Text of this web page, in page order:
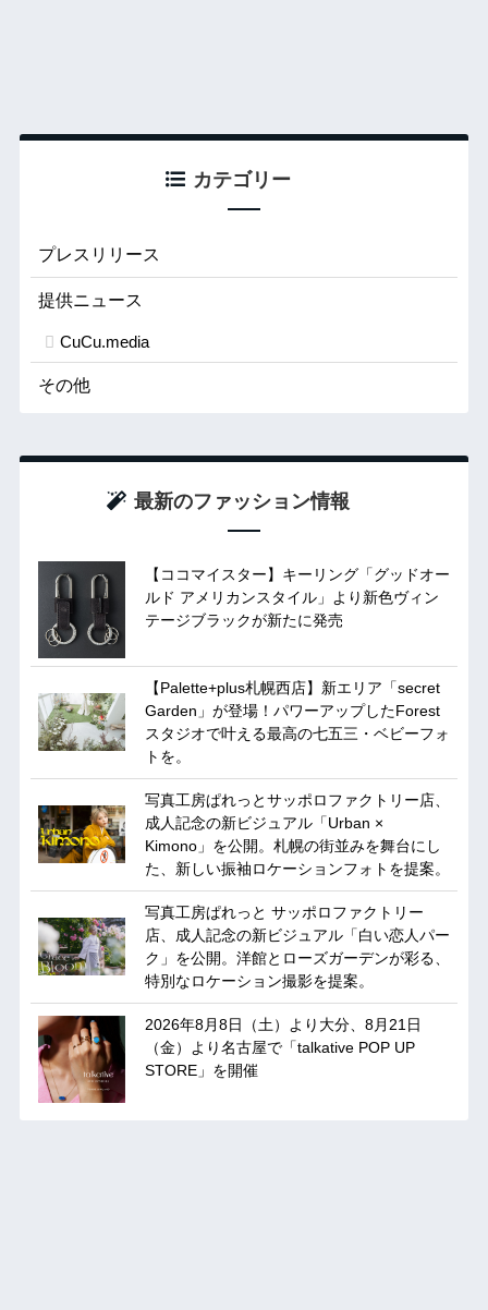
カテゴリー
プレスリリース
提供ニュース
CuCu.media
その他
最新のファッション情報
【ココマイスター】キーリング「グッドオー
ルド アメリカンスタイル」より新色ヴィン
テージブラックが新たに発売
【Palette+plus札幌西店】新エリア「secret
Garden」が登場！パワーアップしたForest
スタジオで叶える最高の七五三・ベビーフォ
トを。
写真工房ぱれっとサッポロファクトリー店、
成人記念の新ビジュアル「Urban ×
Kimono」を公開。札幌の街並みを舞台にし
た、新しい振袖ロケーションフォトを提案。
写真工房ぱれっと サッポロファクトリー
店、成人記念の新ビジュアル「白い恋人パー
ク」を公開。洋館とローズガーデンが彩る、
特別なロケーション撮影を提案。
2026年8月8日（土）より大分、8月21日
（金）より名古屋で「talkative POP UP
STORE」を開催